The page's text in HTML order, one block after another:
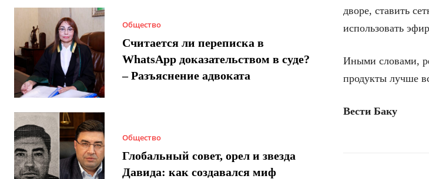
Общество
Считается ли переписка в
WhatsApp доказательством в суде?
– Разъяснение адвоката
Общество
Глобальный совет, орел и звезда
Давида: как создавался миф
дворе, ставить
использовать
Иными словами,
продукты лучше
Вести Баку